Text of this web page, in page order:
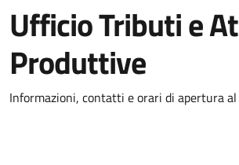
Ufficio Tributi e
Produttive
Informazioni, contatti e orari di apertura